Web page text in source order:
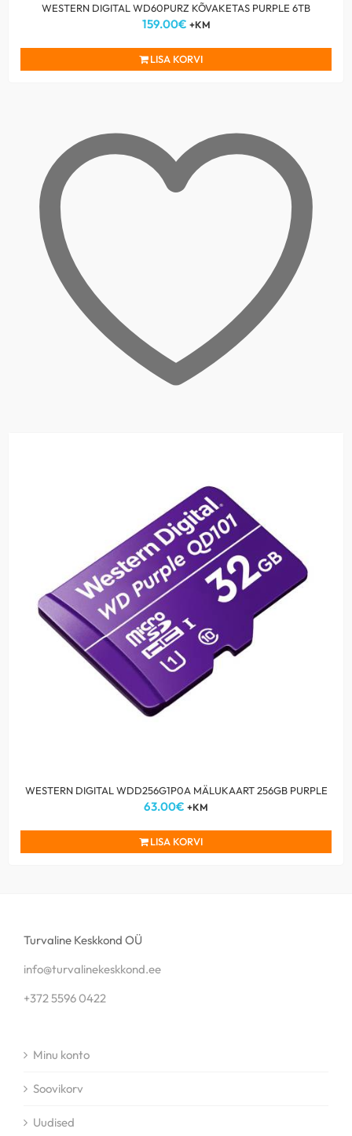
WESTERN DIGITAL WD60PURZ KÕVAKETAS PURPLE 6TB
159.00€ +KM
LISA KORVI
WESTERN DIGITAL WDD256G1P0A MÄLUKAART 256GB PURPLE
63.00€ +KM
LISA KORVI
Turvaline Keskkond OÜ
info@turvalinekeskkond.ee
+372 5596 0422
Minu konto
Soovikorv
Uudised